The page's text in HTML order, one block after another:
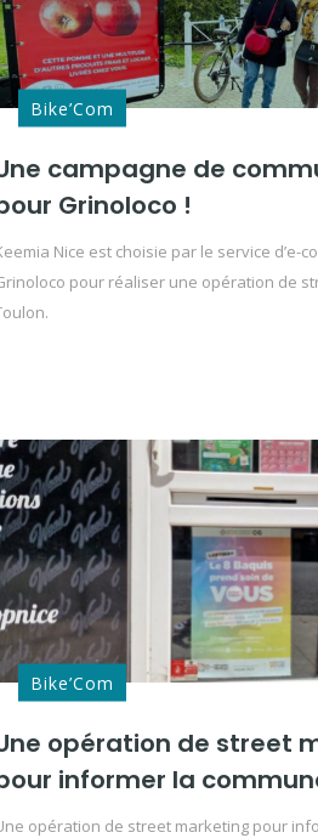
Bike’Com
campagne de
Grinoloco !
Nice est choisie par le service d’e-
pour réaliser une opération de
Bike’Com
opération de street
informer la
opération de street marketing pour